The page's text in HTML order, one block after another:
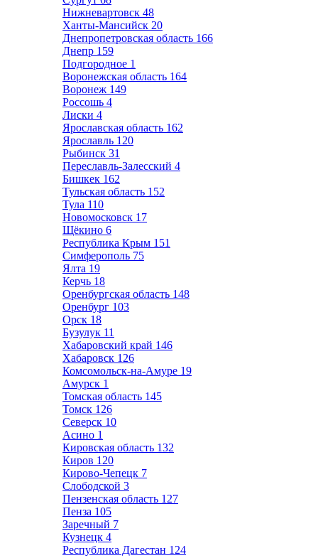
Нижневартовск 48
Ханты-Мансийск 20
Днепропетровская область 166
Днепр 159
Подгородное 1
Воронежская область 164
Воронеж 149
Россошь 4
Лиски 4
Ярославская область 162
Ярославль 120
Рыбинск 31
Переславль-Залесский 4
Бишкек 162
Тульская область 152
Тула 110
Новомосковск 17
Щёкино 6
Республика Крым 151
Симферополь 75
Ялта 19
Керчь 18
Оренбургская область 148
Оренбург 103
Орск 18
Бузулук 11
Хабаровский край 146
Хабаровск 126
Комсомольск-на-Амуре 19
Амурск 1
Томская область 145
Томск 126
Северск 10
Асино 1
Кировская область 132
Киров 120
Кирово-Чепецк 7
Слободской 3
Пензенская область 127
Пенза 105
Заречный 7
Кузнецк 4
Республика Дагестан 124